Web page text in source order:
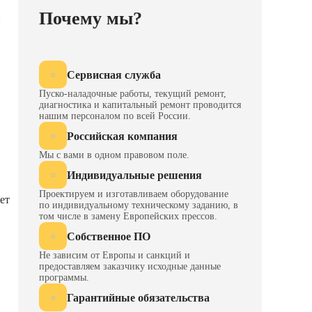
Почему мы?
Сервисная служба
Пуско-наладочные работы, текущий ремонт,
диагностика и капитальный ремонт проводится
нашим персоналом по всей России.
Российская компания
Мы с вами в одном правовом поле.
Индивидуальные решения
Проектируем и изготавливаем оборудование
по индивидуальному техническому заданию, в
том числе в замену Европейских прессов.
Собственное ПО
Не зависим от Европы и санкций и
предоставляем заказчику исходные данные
программы.
Гарантийные обязательства